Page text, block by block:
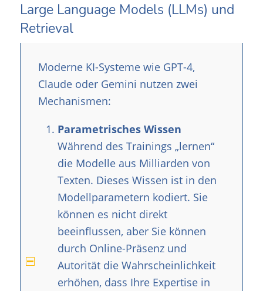
Large Language Models (LLMs) und
Retrieval
Moderne KI-Systeme wie GPT-4,
Claude oder Gemini nutzen zwei
Mechanismen:
Parametrisches Wissen
Während des Trainings „lernen“
die Modelle aus Milliarden von
Texten. Dieses Wissen ist in den
Modellparametern kodiert. Sie
können es nicht direkt
beeinflussen, aber Sie können
durch Online-Präsenz und
Autorität die Wahrscheinlichkeit
erhöhen, dass Ihre Expertise in